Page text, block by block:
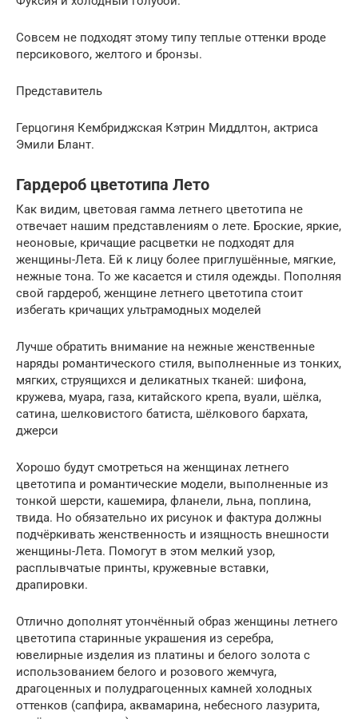
Совсем не подходят этому типу теплые оттенки вроде
персикового, желтого и бронзы.
Представитель
Герцогиня Кембриджская Кэтрин Миддлтон, актриса
Эмили Блант.
Гардероб цветотипа Лето
Как видим, цветовая гамма летнего цветотипа не
отвечает нашим представлениям о лете. Броские, яркие,
неоновые, кричащие расцветки не подходят для
женщины-Лета. Ей к лицу более приглушённые, мягкие,
нежные тона. То же касается и стиля одежды. Пополняя
свой гардероб, женщине летнего цветотипа стоит
избегать кричащих ультрамодных моделей
Лучше обратить внимание на нежные женственные
наряды романтического стиля, выполненные из тонких,
мягких, струящихся и деликатных тканей: шифона,
кружева, муара, газа, китайского крепа, вуали, шёлка,
сатина, шелковистого батиста, шёлкового бархата,
джерси
Хорошо будут смотреться на женщинах летнего
цветотипа и романтические модели, выполненные из
тонкой шерсти, кашемира, фланели, льна, поплина,
твида. Но обязательно их рисунок и фактура должны
подчёркивать женственность и изящность внешности
женщины-Лета. Помогут в этом мелкий узор,
расплывчатые принты, кружевные вставки,
драпировки.
Отлично дополнят утончённый образ женщины летнего
цветотипа старинные украшения из серебра,
ювелирные изделия из платины и белого золота с
использованием белого и розового жемчуга,
драгоценных и полудрагоценных камней холодных
оттенков (сапфира, аквамарина, небесного лазурита,